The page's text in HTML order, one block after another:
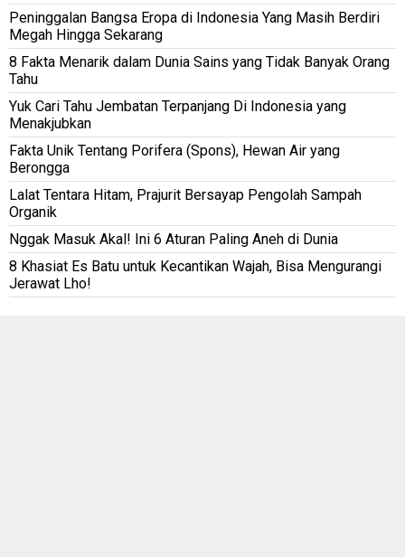
Peninggalan Bangsa Eropa di Indonesia Yang Masih Berdiri
Megah Hingga Sekarang
8 Fakta Menarik dalam Dunia Sains yang Tidak Banyak Orang
Tahu
Yuk Cari Tahu Jembatan Terpanjang Di Indonesia yang
Menakjubkan
Fakta Unik Tentang Porifera (Spons), Hewan Air yang
Berongga
Lalat Tentara Hitam, Prajurit Bersayap Pengolah Sampah
Organik
Nggak Masuk Akal! Ini 6 Aturan Paling Aneh di Dunia
8 Khasiat Es Batu untuk Kecantikan Wajah, Bisa Mengurangi
Jerawat Lho!